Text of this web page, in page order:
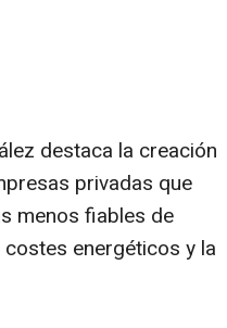
destaca la creación
privadas que
menos fiables de
energéticos y la